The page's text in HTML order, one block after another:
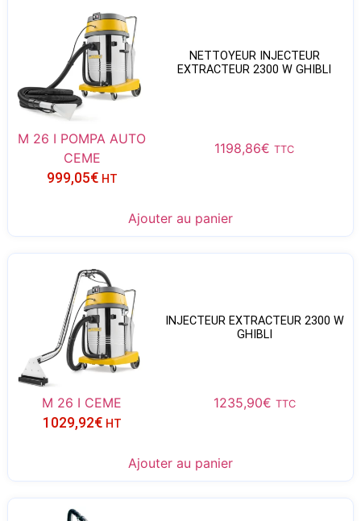
NETTOYEUR INJECTEUR
EXTRACTEUR 2300 W GHIBLI
M 26 I POMPA AUTO
CEME
1198,86€ TTC
999,05€ HT
Ajouter au panier
INJECTEUR EXTRACTEUR 2300 W
GHIBLI
M 26 I CEME 1235,90€ TTC
1029,92€ HT
Ajouter au panier